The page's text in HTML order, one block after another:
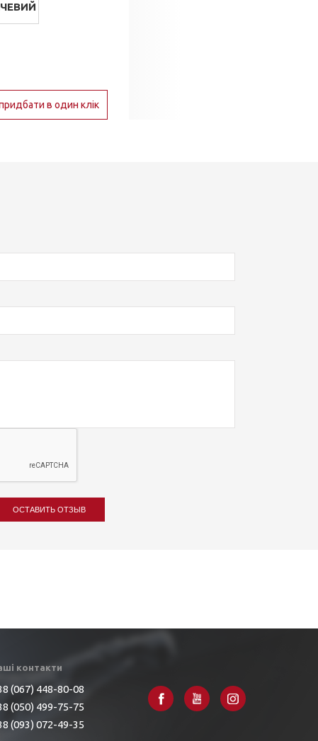
в один клік
ОСТАВИТЬ ОТЗЫВ
контакти
(067) 448-80-08
(050) 499-75-75
(093) 072-49-35